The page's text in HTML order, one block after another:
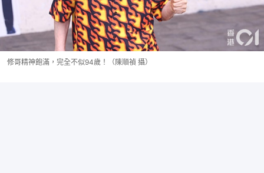
修哥精神飽滿，完全不似94歲！（陳順禎 攝）